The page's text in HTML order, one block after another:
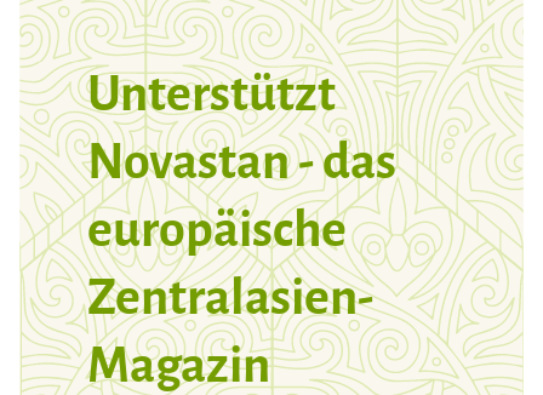
Unterstützt
Novastan - das
europäische
Zentralasien-
Magazin